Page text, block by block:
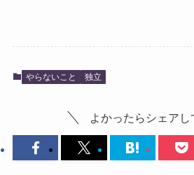
やらないこと 独立
よかったらシェアし